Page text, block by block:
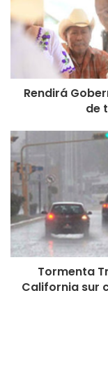
Rendirá
de
Tormenta
California sur